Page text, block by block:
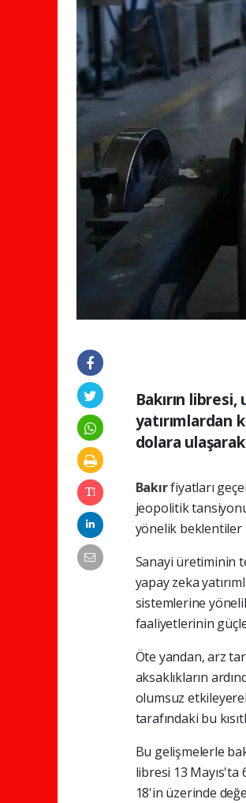
Bakırın
yatırımlardan
dolara
Bakırfiyatları
jeopolitik
yönelik beklentiler
Sanayi üretiminin
yapay zeka
sistemlerine
faaliyetlerinin
Öte yandan, arz
aksaklıkların
olumsuz
tarafındaki bu
Bu gelişmelerle
libresi 13 Mayıs'ta
18'in üzerinde